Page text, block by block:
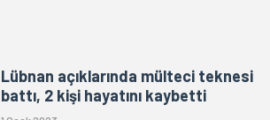
Lübnan açıklarında mülteci teknesi
battı, 2 kişi hayatını kaybetti